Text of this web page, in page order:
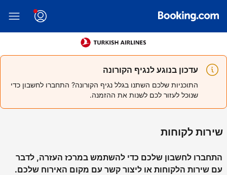
עדכון בנוגע לנגיף הקורונה
התוכניות שלכם השתנו בגלל נגיף הקורונה? התחברו לחשבון כדי
שנוכל לעזור לכם לשנות את ההזמנה.
שירות לקוחות
התחברו לחשבון שלכם כדי להשתמש במרכז העזרה, לדבר
עם שירות הלקוחות או ליצור קשר עם מקום האירוח שלכם.